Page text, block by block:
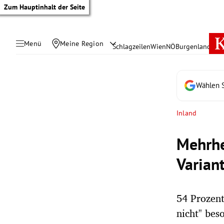
Zum Hauptinhalt der Seite
Menü Meine Region SchlagzeilenWienNÖBurgenland
Wählen
Inland
54
nicht"